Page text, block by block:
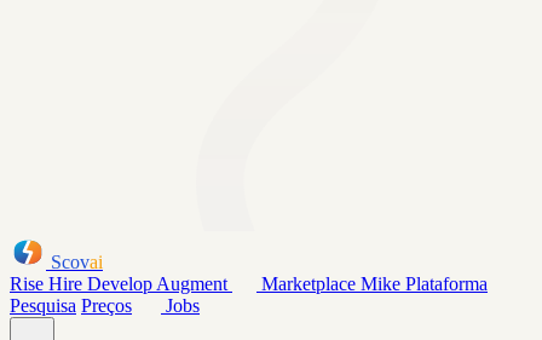
Scovai
Rise Hire Develop Augment Marketplace Mike Plataforma
Pesquisa Preços Jobs